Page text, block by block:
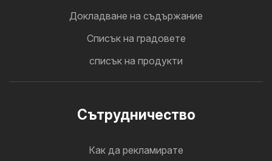
Докладване на съдържание
Cписък на градовете
списък на продукти
Cътрудничество
Как да рекламирате